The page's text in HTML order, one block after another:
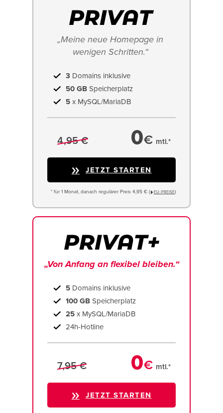
„Meine neue Homepage in
wenigen Schritten.“
3 Domains inklusive
50 GB Speicherplatz
5 x MySQL/MariaDB
4,95 € 0€ mtl.*
JETZT STARTEN
* für 1 Monat, danach regulärer Preis 4,95 € ( EU−PREISE)
„Von Anfang an flexibel bleiben.“
5 Domains inklusive
100 GB Speicherplatz
25 x MySQL/MariaDB
24h-Hotline
7,95 € 0€ mtl.*
JETZT STARTEN